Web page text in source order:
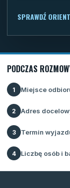
SPRAWDŹ
PODCZAS
1 Miejsce
2 Adres
3 Termin
4 Liczbę osób i